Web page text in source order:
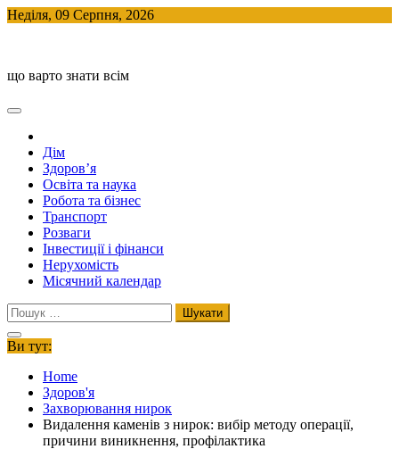
Skip
Неділя, 09 Серпня, 2026
що варто знати всім
Дім
Здоров’я
Освіта та наука
Робота та бізнес
Транспорт
Розваги
Інвестиції і фінанси
Нерухомість
Місячний календар
Пошук:
Ви тут:
Home
Здоров'я
Захворювання нирок
Видалення каменів з нирок: вибір методу операції,
причини виникнення, профілактика